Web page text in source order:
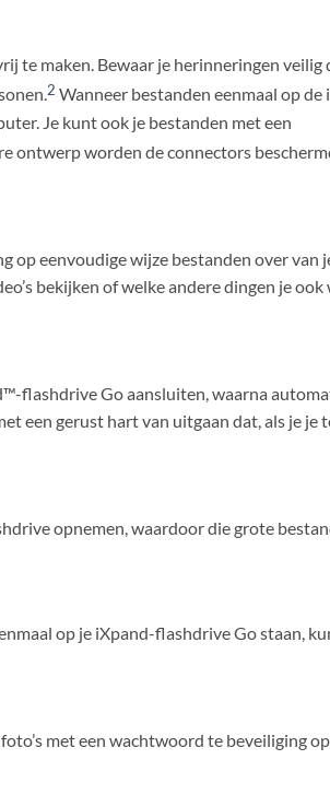
te maken. Bewaar je herinneringen veilig
2 Wanneer bestanden eenmaal op de
Je kunt ook je bestanden met een
ontwerp worden de connectors
op eenvoudige wijze bestanden over van
bekijken of welke andere dingen je
flashdrive Go aansluiten, waarna
een gerust hart van uitgaan dat, als je je
opnemen, waardoor die grote
op je iXpand-flashdrive Go staan,
met een wachtwoord te beveiliging op